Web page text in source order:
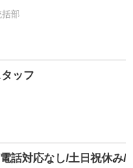
部
ッフ
話対応なし/土日祝休み/